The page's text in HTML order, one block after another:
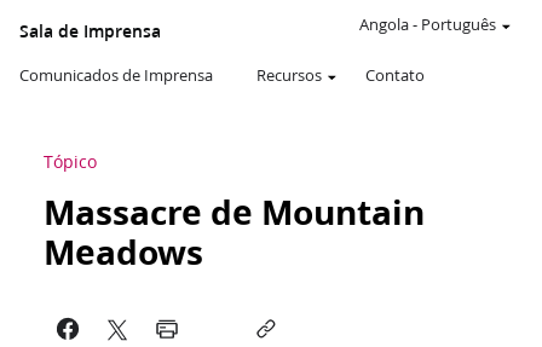
Sala de Imprensa
Comunicados de Imprensa Recursos Contato
Angola- Português
Tópico
Massacre de Mountain
Meadows